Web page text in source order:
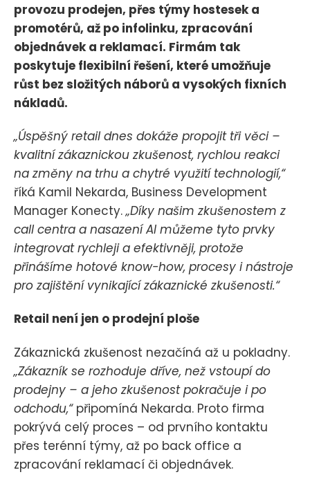
provozu prodejen, přes týmy hostesek a
promotérů, až po infolinku, zpracování
objednávek a reklamací. Firmám tak
poskytuje flexibilní řešení, které umožňuje
růst bez složitých náborů a vysokých fixních
nákladů.
„Úspěšný retail dnes dokáže propojit tři věci –
kvalitní zákaznickou zkušenost, rychlou reakci
na změny na trhu a chytré využití technologií,“
říká Kamil Nekarda, Business Development
Manager Konecty.„Díky našim zkušenostem z
call centra a nasazení AI můžeme tyto prvky
integrovat rychleji a efektivněji, protože
přinášíme hotové know-how, procesy i nástroje
pro zajištění vynikající zákaznické zkušenosti.“
Retail není jen o prodejní ploše
Zákaznická zkušenost nezačíná až u pokladny.
„Zákazník se rozhoduje dříve, než vstoupí do
prodejny – a jeho zkušenost pokračuje i po
odchodu,“ připomíná Nekarda. Proto firma
pokrývá celý proces – od prvního kontaktu
přes terénní týmy, až po back office a
zpracování reklamací či objednávek.